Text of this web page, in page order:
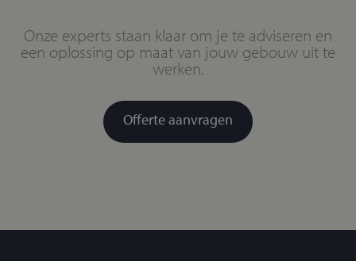
Onze experts staan klaar om je te adviseren en
een oplossing op maat van jouw gebouw uit te
werken.
Offerte aanvragen